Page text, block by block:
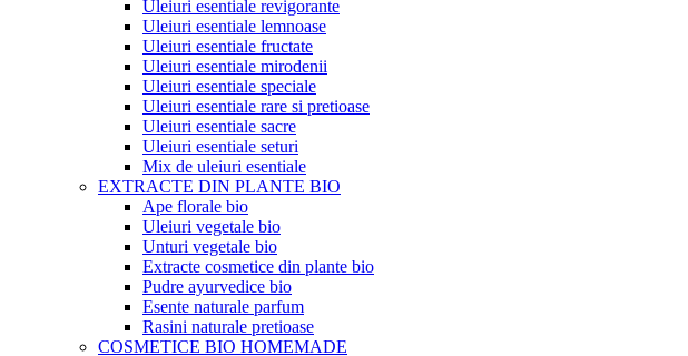
Uleiuri esentiale revigorante
Uleiuri esentiale lemnoase
Uleiuri esentiale fructate
Uleiuri esentiale mirodenii
Uleiuri esentiale speciale
Uleiuri esentiale rare si pretioase
Uleiuri esentiale sacre
Uleiuri esentiale seturi
Mix de uleiuri esentiale
EXTRACTE DIN PLANTE BIO
Ape florale bio
Uleiuri vegetale bio
Unturi vegetale bio
Extracte cosmetice din plante bio
Pudre ayurvedice bio
Esente naturale parfum
Rasini naturale pretioase
COSMETICE BIO HOMEMADE